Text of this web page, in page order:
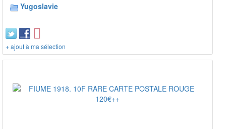
Yugoslavie
+ ajout à ma sélection